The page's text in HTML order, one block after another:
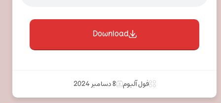
Download
فول آلبوم 8 دسامبر 2024